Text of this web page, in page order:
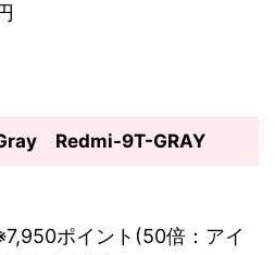
Redmi-9T-GRAY
ポイント(50倍：アイ